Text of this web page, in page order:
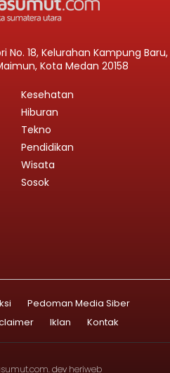
No. 18, Kelurahan Kampung Baru,
Kota Medan 20158
Kesehatan
Hiburan
Tekno
Pendidikan
Wisata
Sosok
Pedoman Media Siber
Iklan Kontak
. dev heriweb